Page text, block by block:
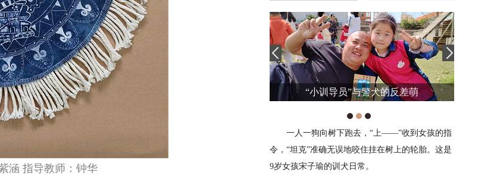
涵 指导教师：钟华
长乐章
样重要，它是我情感
会经受很多挫折与挑
令，“坦克”准确无误地咬住挂在树上的轮胎。这是
9岁女孩宋子瑜的训犬日常。
旋律，带来妙不可言的乐趣
我是来自西安高新东区小学的杨珂然。我相信
兴趣爱好能陶冶情操、培养气质、使人终生受益。
多年来，我坚持学习机器人和图形编程，积极参与